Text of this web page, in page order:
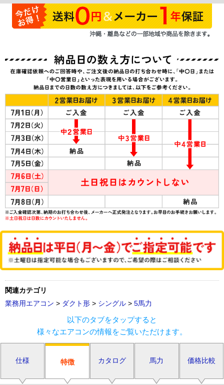
関連カテゴリ
業務用エアコン > ダクト形 > シングル > 5馬力
以下のタブをタップすると
様々なエアコンの情報をご覧いただけます。
仕様 特徴 カタログ 馬力 価格比較